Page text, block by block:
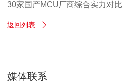
30家国产MCU厂商综合实力对比
返回列表 
媒体联系